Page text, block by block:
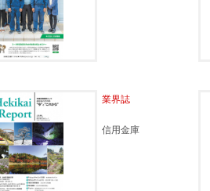
業界誌
信用金庫